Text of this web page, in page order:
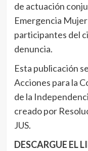
de actuación
Emergencia
participantes del
denuncia.
Esta publicación
Acciones para la
de la
creado por
JUS.
DESCARGUE EL